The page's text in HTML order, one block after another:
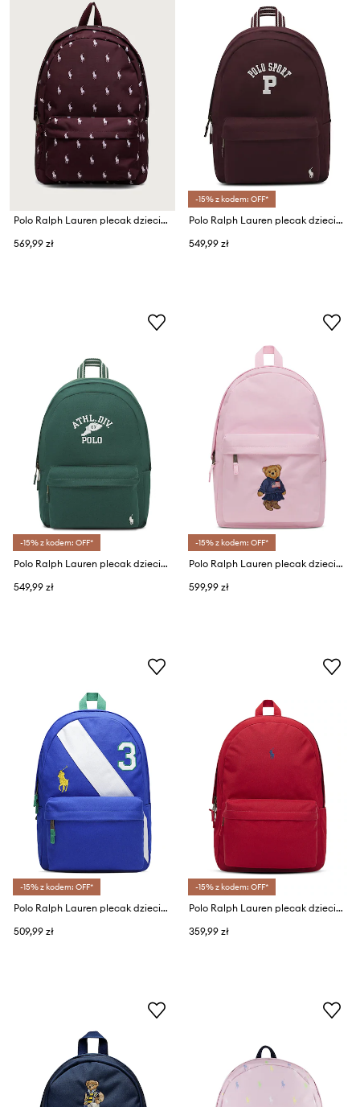
Polo Ralph Lauren plecak dziecięcy
569,99 zł
-15% z kodem: OFF*
Polo Ralph Lauren plecak dziecięcy bawełniany
549,99 zł
-15% z kodem: OFF*
Polo Ralph Lauren plecak dziecięcy bawełniany
549,99 zł
-15% z kodem: OFF*
Polo Ralph Lauren plecak dziecięcy
599,99 zł
-15% z kodem: OFF*
Polo Ralph Lauren plecak dziecięcy
509,99 zł
-15% z kodem: OFF*
Polo Ralph Lauren plecak dziecięcy
359,99 zł